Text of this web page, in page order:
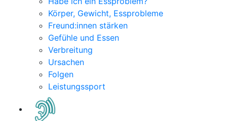
Körper, Gewicht, Essprobleme
Freund:innen stärken
Gefühle und Essen
Verbreitung
Ursachen
Folgen
Leistungssport